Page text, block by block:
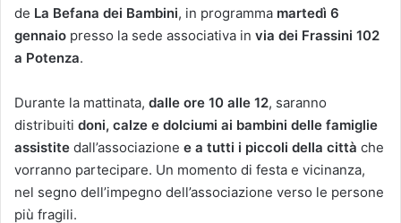
de La Befana dei Bambini, in programma martedì 6
gennaio presso la sede associativa in via dei Frassini 102
a Potenza.
Durante la mattinata, dalle ore 10 alle 12, saranno
distribuiti doni, calze e dolciumi ai bambini delle famiglie
assistite dall’associazione e a tutti i piccoli della città che
vorranno partecipare. Un momento di festa e vicinanza,
nel segno dell’impegno dell’associazione verso le persone
più fragili.